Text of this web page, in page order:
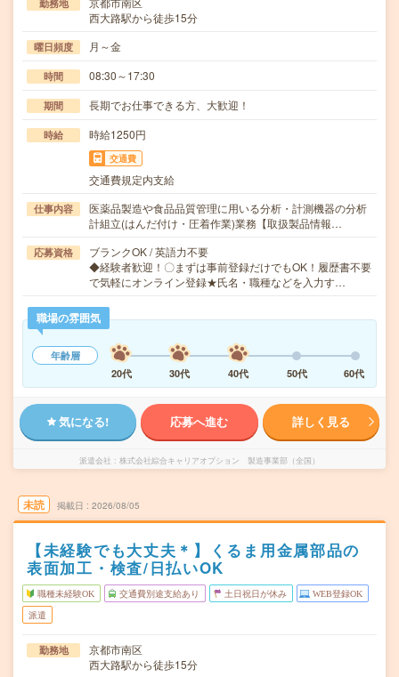
勤務地
西大路駅から徒歩15分
曜日頻度 月～金
時間 08:30～17:30
期間 長期でお仕事できる方、大歓迎！
時給 時給1250円
交通費
交通費規定内支給
仕事内容
医薬品製造や食品品質管理に用いる分析・計測機器の分析
計組立(はんだ付け・圧着作業)業務【取扱製品情報…
応募資格
ブランクOK / 英語力不要
◆経験者歓迎！〇まずは事前登録だけでもOK！履歴書不要
で気軽にオンライン登録★氏名・職種などを入力す…
職場の雰囲気
年齢層
20代
30代 40代 50代 60代
気になる! 応募へ進む 詳しく見る
派遣会社 株式会社綜合キャリアオプション 製造事業部（全国）
未読 掲載日 2026/08/05
【未経験でも大丈夫＊】くるま用金属部品の
表面加工・検査/日払いOK
職種未経験OK 交通費別途支給あり 土日祝日が休み WEB登録OK
派遣
勤務地
京都市南区
西大路駅から徒歩15分